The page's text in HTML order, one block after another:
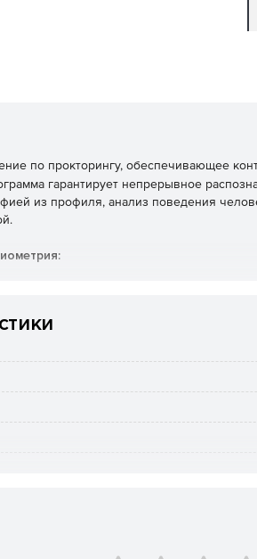
по прокторингу, обеспечивающее
гарантирует непрерывное
из профиля, анализ поведения
текущей страницы.
режима.
камеры.